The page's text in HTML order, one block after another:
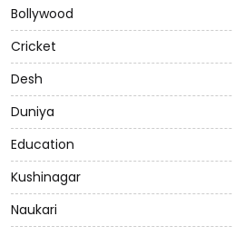
Bollywood
Cricket
Desh
Duniya
Education
Kushinagar
Naukari